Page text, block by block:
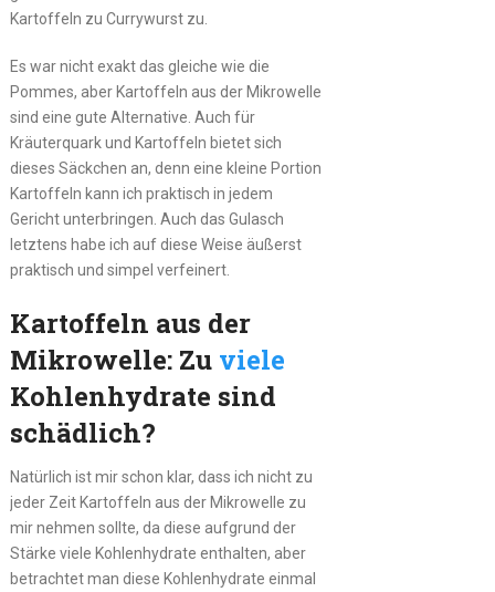
Kartoffeln zu Currywurst zu.
Es war nicht exakt das gleiche wie die
Pommes, aber Kartoffeln aus der Mikrowelle
sind eine gute Alternative. Auch für
Kräuterquark und Kartoffeln bietet sich
dieses Säckchen an, denn eine kleine Portion
Kartoffeln kann ich praktisch in jedem
Gericht unterbringen. Auch das Gulasch
letztens habe ich auf diese Weise äußerst
praktisch und simpel verfeinert.
Kartoffeln aus der
Mikrowelle: Zu viele
Kohlenhydrate sind
schädlich?
Natürlich ist mir schon klar, dass ich nicht zu
jeder Zeit Kartoffeln aus der Mikrowelle zu
mir nehmen sollte, da diese aufgrund der
Stärke viele Kohlenhydrate enthalten, aber
betrachtet man diese Kohlenhydrate einmal